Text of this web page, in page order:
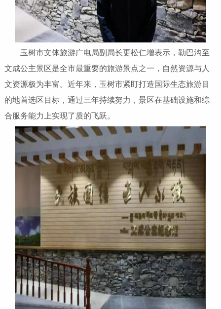
玉树市文体旅游广电局副局长更松仁增表示，勒巴沟至
文成公主景区是全市最重要的旅游景点之一，自然资源与人
文资源极为丰富。近年来，玉树市紧盯打造国际生态旅游目
的地首选区目标，通过三年持续努力，景区在基础设施和综
合服务能力上实现了质的飞跃。